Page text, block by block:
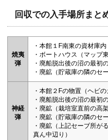
回収での入手場所まと
焼夷
弾
・本館１F南東の資材庫内
・ボートハウス（マップ
・廃船脱出後の沼の最初
・廃鉱（貯蔵庫の隣のセ
神経
弾
・本館２Fの物置（ヘビの
・廃船脱出後の沼の最初
・廃鉱（栽培室直前の高
・廃鉱（貯蔵庫の隣のセ
・廃鉱（上記セーブ所が
真ん中辺り）